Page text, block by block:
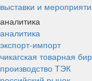
выставки и
аналитика
аналитика
экспорт-импорт
чикагская товарная
производство ТЭК